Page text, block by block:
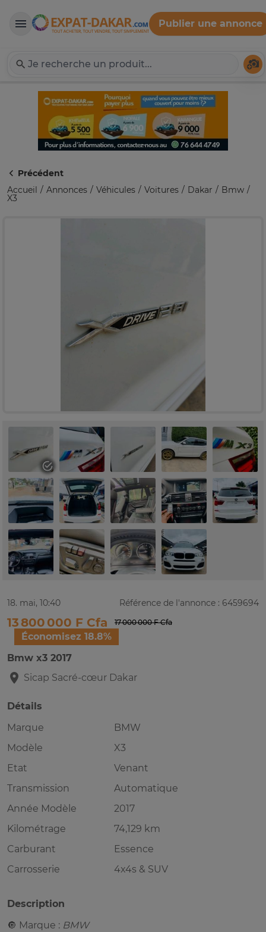
Expat-Dakar
Publier une annonce
Précédent
Accueil
Annonces Véhicules Voitures Dakar Bmw
X3
18. mai, 10:40 Référence de l'annonce : 6459694
13 800 000 F Cfa 17 000 000 F Cfa
Économisez 18.8%
Bmw x3 2017
Sicap Sacré-cœur Dakar
Détails
Marque
BMW
Modèle
X3
Etat
Venant
Transmission
Automatique
Année Modèle
2017
Kilométrage
74,129 km
Carburant
Essence
Carrosserie
4x4s & SUV
Description
🔘 Marque : BMW